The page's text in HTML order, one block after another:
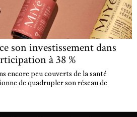
son investissement dans
à 38 %
encore peu couverts de la santé
de quadrupler son réseau de